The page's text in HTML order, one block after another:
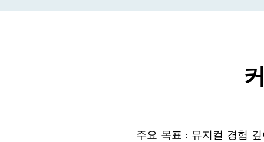
주요 목표 : 뮤지컬 경험